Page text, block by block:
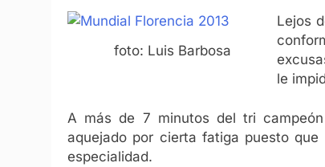
foto: Luis Barbosa
Lejos
le
A más de 7 minutos del tri
aquejado por cierta fatiga puesto
especialidad.